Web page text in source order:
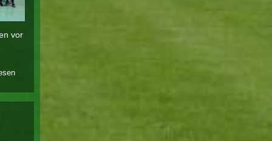
vor
über der
bückeburg
i holt sich